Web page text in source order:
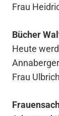
Frau
Bücher
Heute
Frau